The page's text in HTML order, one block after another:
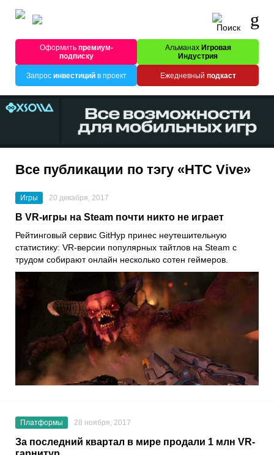
Оформитьпремиум-
подписку
Альманах Игровая
Индустрия
Запрос инвестицийв проект Ежедневный подкаст
Все публикации по тэгу «HTC Vive»
Игры 20 декабря, 2017
В VR-игры на Steam почти никто не играет
Рейтинговый сервис GitHyp принес неутешительную
статистику: VR-версии популярных тайтлов на Steam с
трудом собирают онлайн несколько сотен геймеров.
Платформы 28 ноября, 2017
За последний квартал в мире продали 1 млн VR-